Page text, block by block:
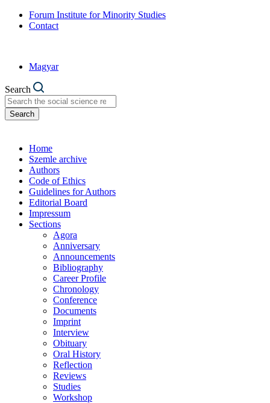
Forum Institute for Minority Studies
Contact
Magyar
Search
Search
Home
Szemle archive
Authors
Code of Ethics
Guidelines for Authors
Editorial Board
Impressum
Sections
Agora
Anniversary
Announcements
Bibliography
Career Profile
Chronology
Conference
Documents
Imprint
Interview
Obituary
Oral History
Reflection
Reviews
Studies
Workshop